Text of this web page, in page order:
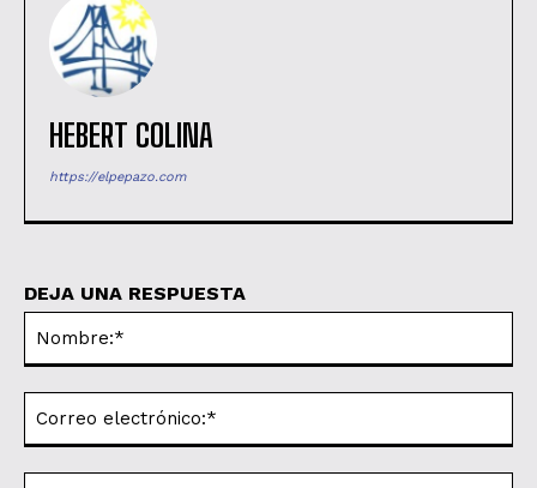
HEBERT COLINA
https://elpepazo.com
DEJA UNA RESPUESTA